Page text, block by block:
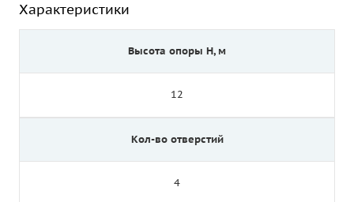
Характеристики
Высота опоры Н, м
12
Кол-во отверстий
4